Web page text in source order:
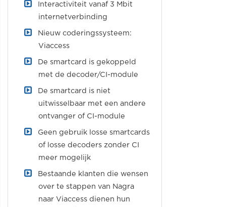
Interactiviteit vanaf 3 Mbit
internetverbinding
Nieuw coderingssysteem:
Viaccess
De smartcard is gekoppeld
met de decoder/CI-module
De smartcard is niet
uitwisselbaar met een andere
ontvanger of CI-module
Geen gebruik losse smartcards
of losse decoders zonder CI
meer mogelijk
Bestaande klanten die wensen
over te stappen van Nagra
naar Viaccess dienen hun